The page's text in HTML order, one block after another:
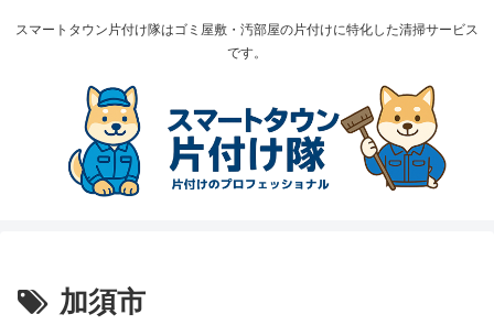
スマートタウン片付け隊はゴミ屋敷・汚部屋の片付けに特化した清掃サービス
です。
加須市